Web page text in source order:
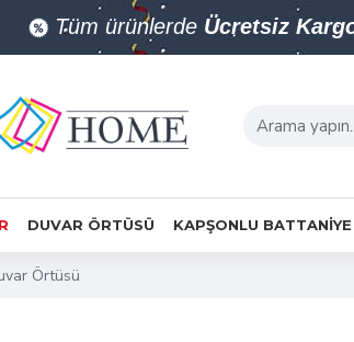
Tüm ürünlerde Ücretsiz
DUVAR ÖRTÜSÜ KAPŞONLU BATTANIYE
Örtüsü